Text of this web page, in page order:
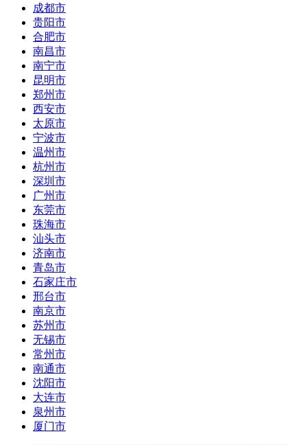
成都市
贵阳市
合肥市
南昌市
南宁市
昆明市
郑州市
西安市
太原市
宁波市
温州市
杭州市
深圳市
广州市
东莞市
珠海市
汕头市
济南市
青岛市
石家庄市
邢台市
南京市
苏州市
无锡市
常州市
南通市
沈阳市
大连市
泉州市
厦门市